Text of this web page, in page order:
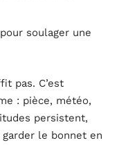
soulager une
pas. C’est
: pièce, météo,
persistent,
le bonnet en